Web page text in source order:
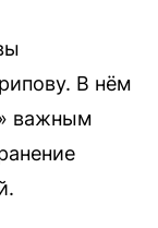
В нём
важным